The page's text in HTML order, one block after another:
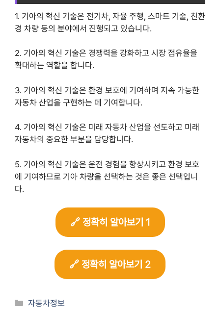
1. 기아의 혁신 기술은 전기차, 자율 주행, 스마트 기술, 친환
경 차량 등의 분야에서 진행되고 있습니다.
2. 기아의 혁신 기술은 경쟁력을 강화하고 시장 점유율을
확대하는 역할을 합니다.
3. 기아의 혁신 기술은 환경 보호에 기여하며 지속 가능한
자동차 산업을 구현하는 데 기여합니다.
4. 기아의 혁신 기술은 미래 자동차 산업을 선도하고 미래
자동차의 중요한 부분을 담당합니다.
5. 기아의 혁신 기술은 운전 경험을 향상시키고 환경 보호
에 기여하므로 기아 차량을 선택하는 것은 좋은 선택입니
다.
🔗 정확히 알아보기 1
🔗 정확히 알아보기 2
Categories
자동차정보